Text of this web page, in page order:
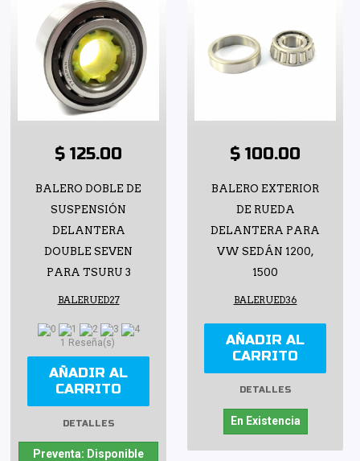
$ 125.00
BALERO DOBLE DE
SUSPENSIÓN
DELANTERA
DOUBLE SEVEN
PARA TSURU 3
BALERUED27
1 Reseña(s)
AÑADIR AL
CARRITO
DETALLES
Preventa: Disponible
$ 100.00
BALERO EXTERIOR
DE RUEDA
DELANTERA PARA
VW SEDÁN 1200,
1500
BALERUED36
AÑADIR AL
CARRITO
DETALLES
En Existencia